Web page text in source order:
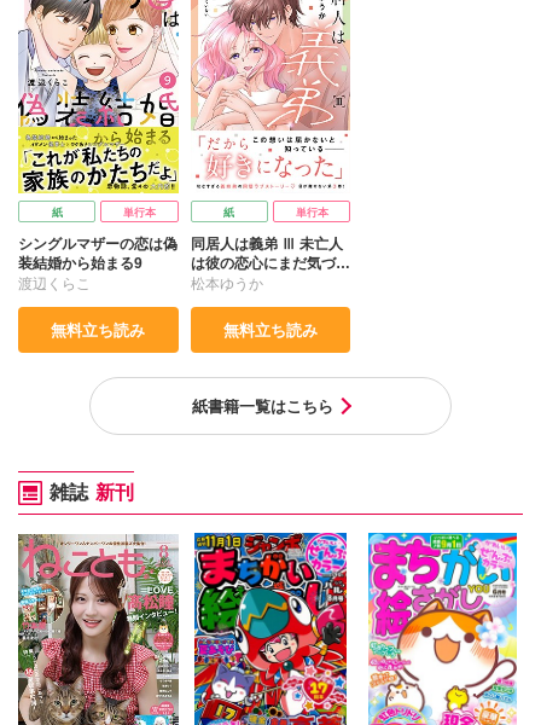
紙 単行本
シングルマザーの恋は偽
装結婚から始まる9
渡辺くらこ
無料立ち読み
紙 単行本
同居人は義弟 Ⅲ 未亡人
は彼の恋心にまだ気づい
ていない
松本ゆうか
無料立ち読み
紙書籍一覧はこちら
雑誌 新刊